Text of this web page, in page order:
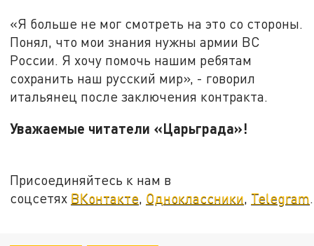
«Я больше не мог смотреть на это со стороны.
Понял, что мои знания нужны армии ВС
России. Я хочу помочь нашим ребятам
сохранить наш русский мир», - говорил
итальянец после заключения контракта.
Уважаемые читатели «Царьграда»!
Присоединяйтесь к нам в
соцсетях ВКонтакте, Одноклассники, Telegram.